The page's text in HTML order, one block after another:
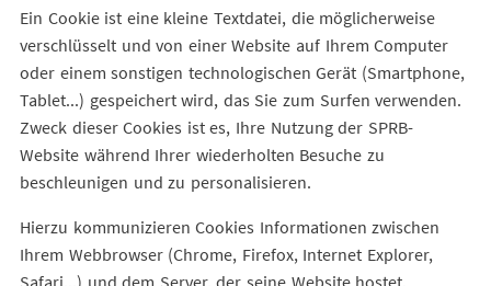
Ein Cookie ist eine kleine Textdatei, die möglicherweise
verschlüsselt und von einer Website auf Ihrem Computer
oder einem sonstigen technologischen Gerät (Smartphone,
Tablet...) gespeichert wird, das Sie zum Surfen verwenden.
Zweck dieser Cookies ist es, Ihre Nutzung der SPRB-
Website während Ihrer wiederholten Besuche zu
beschleunigen und zu personalisieren.
Hierzu kommunizieren Cookies Informationen zwischen
Ihrem Webbrowser (Chrome, Firefox, Internet Explorer,